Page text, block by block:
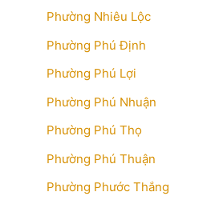
Phường Nhiêu Lộc
Phường Phú Định
Phường Phú Lợi
Phường Phú Nhuận
Phường Phú Thọ
Phường Phú Thuận
Phường Phước Thắng